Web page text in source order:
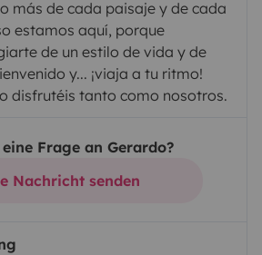
más de cada paisaje y de cada
estamos aquí, porque
de un estilo de vida y de
y... ¡viaja a tu ritmo!
disfrutéis tanto como nosotros.
Frage an Gerardo?
Nachricht senden